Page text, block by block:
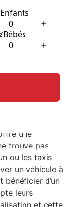
Cazaux
cela
les
à la
est
trajets ou des
une
trouve pas
ou les taxis
un véhicule à
bénéficier d’un
leurs
et cette